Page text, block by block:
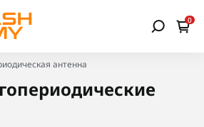
0
антенна